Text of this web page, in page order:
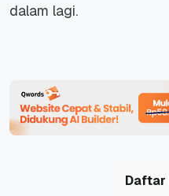
dalam lagi.
Daftar